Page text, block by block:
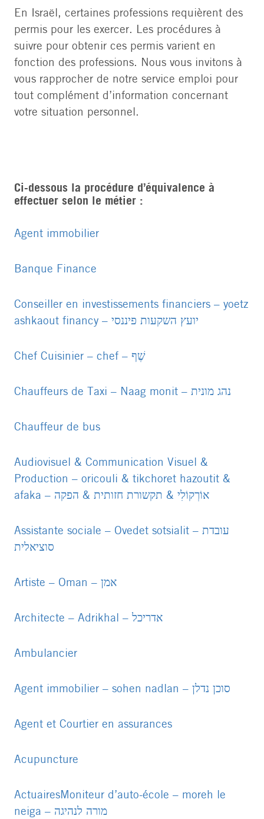
En Israël, certaines professions requièrent des
permis pour les exercer. Les procédures à
suivre pour obtenir ces permis varient en
fonction des professions. Nous vous invitons à
vous rapprocher de notre service emploi pour
tout complément d’information concernant
votre situation personnel.
Ci-dessous la procédure d’équivalence à
effectuer selon le métier :
Agent immobilier
Banque Finance
Conseiller en investissements financiers – yoetz
ashkaout financy – יועץ השקעות פיננסי
file
Chef Cuisinier – chef – שֶׁף
file
Chauffeurs de Taxi – Naag monit – נהג מונית
file
Chauffeur de bus
file
Audiovisuel & Communication Visuel &
Production – oricouli & tikchoret hazoutit &
afaka – אוֹרְקוֹלִי & תקשורת חזותית & הפקה
file
Assistante sociale – Ovedet sotsialit – עובדת
סוציאלית
file
Artiste – Oman – אמן
file
Architecte – Adrikhal – אדריכל
file
Ambulancier
file
Agent immobilier – sohen nadlan – סוכן נדלן
file
Agent et Courtier en assurances
file
Acupuncture
file
Actuaires
PDF
Moniteur d’auto-école – moreh le
neiga – מורה לנהיגה